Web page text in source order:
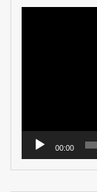
00:00